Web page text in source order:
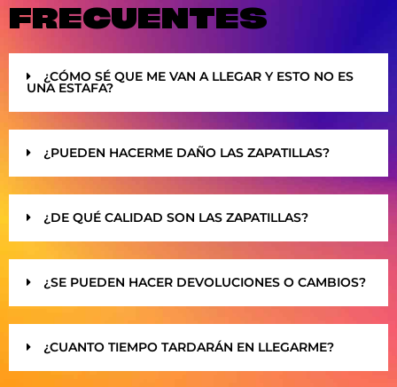
FRECUENTES
¿CÓMO SÉ QUE ME VAN A LLEGAR Y ESTO NO ES
UNA ESTAFA?
¿PUEDEN HACERME DAÑO LAS ZAPATILLAS?
¿DE QUÉ CALIDAD SON LAS ZAPATILLAS?
¿SE PUEDEN HACER DEVOLUCIONES O CAMBIOS?
¿CUANTO TIEMPO TARDARÁN EN LLEGARME?